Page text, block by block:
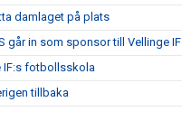
damlaget på plats
går in som sponsor till Vellinge IF
IF:s fotbollsskola
tillbaka